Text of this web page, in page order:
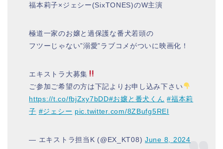
福本莉子×ジェシー(SixTONES)のW主演
極道一家のお嬢と過保護な番犬若頭の
フツーじゃない”溺愛”ラブコメがついに映画化！
エキストラ大募集
ご参加ご希望の方は下記よりお申し込み下さい
https://t.co/fbjZxy7bDD#お嬢と番犬くん #福本莉
子 #ジェシー pic.twitter.com/8ZBufg5REI
— エキストラ担当K (@EX_KT08)June 8, 2024